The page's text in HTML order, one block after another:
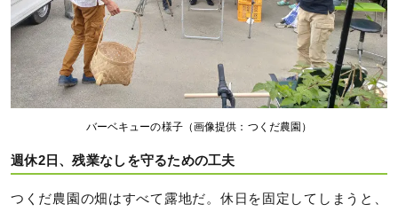
バーベキューの様子（画像提供：つくだ農園）
週休2日、残業なしを守るための工夫
つくだ農園の畑はすべて露地だ。休日を固定してしまうと、